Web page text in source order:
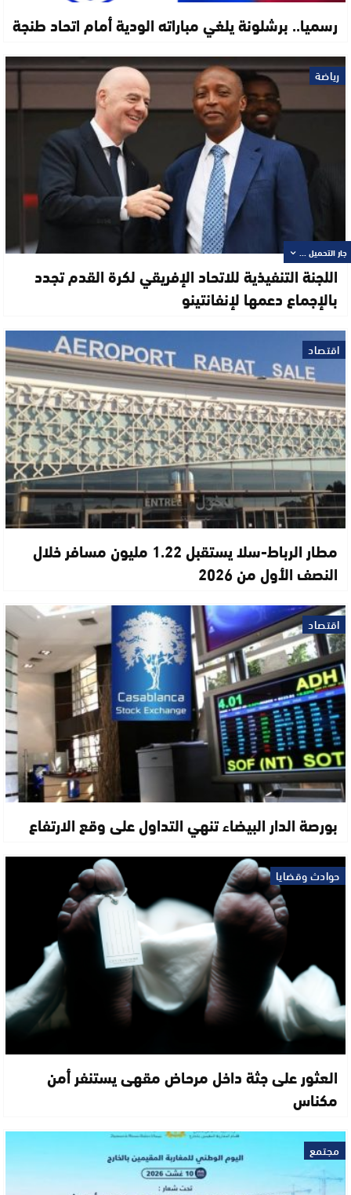
رسميا.. برشلونة يلغي مباراته الودية أمام اتحاد طنجة
رياضة
اللجنة التنفيذية للاتحاد الإفريقي لكرة القدم تجدد
بالإجماع دعمها لإنفانتينو
اقتصاد
مطار الرباط-سلا يستقبل 1.22 مليون مسافر خلال
النصف الأول من 2026
اقتصاد
بورصة الدار البيضاء تنهي التداول على وقع الارتفاع
حوادث وقضايا
العثور على جثة داخل مرحاض مقهى يستنفر أمن
مكناس
مجتمع
جار التحميل ...